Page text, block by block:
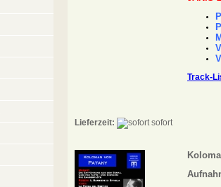
Track-
Lieferzeit: sofort